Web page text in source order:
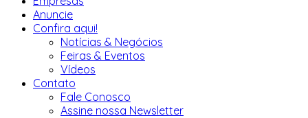
Anuncie
Confira aqui!
Notícias & Negócios
Feiras & Eventos
Vídeos
Contato
Fale Conosco
Assine nossa Newsletter